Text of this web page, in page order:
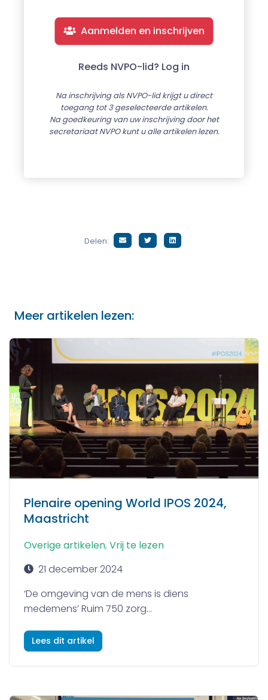
Aanmelden en inschrijven
Reeds NVPO-lid? Log in
Na inschrijving als NVPO-lid krijgt u direct
toegang tot 3 geselecteerde artikelen.
Na goedkeuring van uw inschrijving door het
secretariaat NVPO kunt u alle artikelen lezen.
Delen:
Meer artikelen lezen:
Plenaire opening World IPOS 2024,
Maastricht
Overige artikelen, Vrij te lezen
21 december 2024
‘De omgeving van de mens is diens
medemens’ Ruim 750 zorg...
Lees dit artikel